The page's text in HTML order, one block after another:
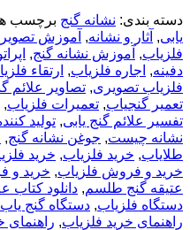
دسته بندی: نشانه گنج برچسب
یابی, آثار و نشانه, آموزش
فلزیاب, آموزش نشانه گنج,
دفینه, اجاره فلزیاب, ارتقاء
فلزیاب تصویری, تصاویر علائم
تعمیر گنجیاب, تعمیرات فلزیاب,
تفسیر علائم گنج یابی, تولید
نشانه چیست, جوغن نشانه گنج,
طلایاب, خرید فلزیاب, خرید
خرید و فروش فلزیاب, خرید و
عتیقه گنج طلسم, دانلود کتاب
دستگاه فلزیاب, دستگاه گنج یاب
راهنمای خرید فلزیاب, راهنمای